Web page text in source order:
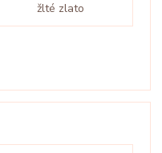
žlté zlato